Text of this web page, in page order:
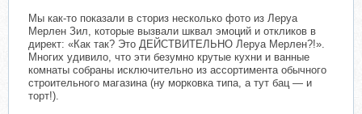
Мы как-то показали в сториз несколько фото из Леруа
Мерлен Зил, которые вызвали шквал эмоций и откликов в
директ: «Как так? Это ДЕЙСТВИТЕЛЬНО Леруа Мерлен?!».
Многих удивило, что эти безумно крутые кухни и ванные
комнаты собраны исключительно из ассортимента обычного
строительного магазина (ну морковка типа, а тут бац — и
торт!).